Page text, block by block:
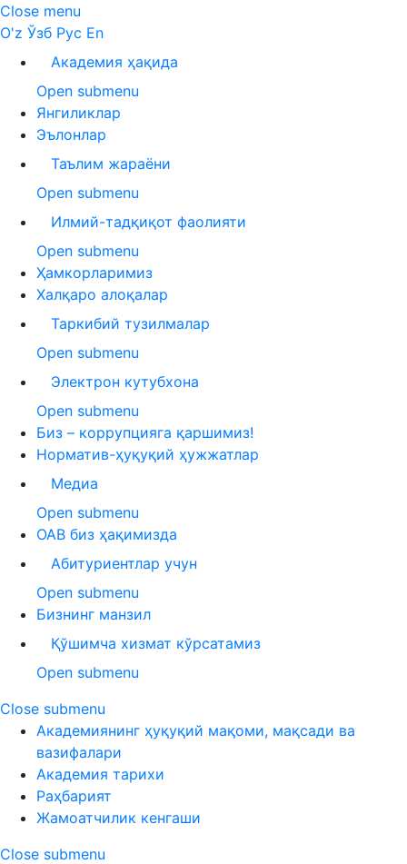
Close menu
O'z Ўзб Рус En
Академия ҳақида
Open submenu
Янгиликлар
Эълонлар
Таълим жараёни
Open submenu
Илмий-тадқиқот фаолияти
Open submenu
Ҳамкорларимиз
Халқаро алоқалар
Таркибий тузилмалар
Open submenu
Электрон кутубхона
Open submenu
Биз – коррупцияга қаршимиз!
Норматив-ҳуқуқий ҳужжатлар
Медиа
Open submenu
ОАВ биз ҳақимизда
Абитуриентлар учун
Open submenu
Бизнинг манзил
Қўшимча хизмат кўрсатамиз
Open submenu
Close submenu
Академиянинг ҳуқуқий мақоми, мақсади ва
вазифалари
Академия тарихи
Раҳбарият
Жамоатчилик кенгаши
Close submenu